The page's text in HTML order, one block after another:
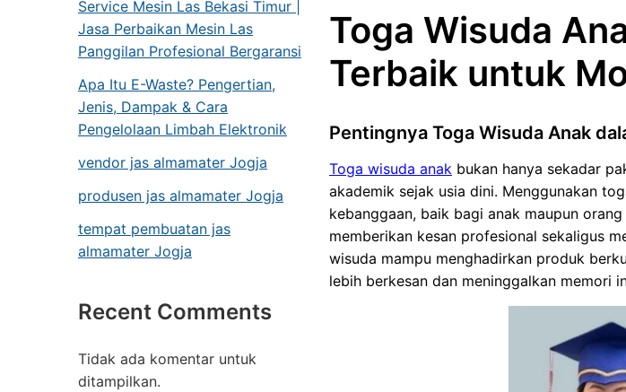
Service Mesin Las Bekasi Timur |
Jasa Perbaikan Mesin Las
Panggilan Profesional Bergaransi
Apa Itu E-Waste? Pengertian,
Jenis, Dampak & Cara
Pengelolaan Limbah Elektronik
vendor jas almamater Jogja
produsen jas almamater Jogja
tempat pembuatan jas
almamater Jogja
Recent Comments
Tidak ada komentar untuk
ditampilkan.
Toga Wisuda
Terbaik untuk
Pentingnya Toga Wisuda Anak
Toga wisuda anak bukan hanya sekadar
akademik sejak usia dini. Menggunakan
kebanggaan, baik bagi anak maupun
memberikan kesan profesional sekaligus
wisuda mampu menghadirkan produk
lebih berkesan dan meninggalkan memori